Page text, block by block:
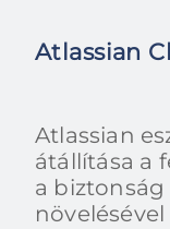
Atlassian
Atlassian
átállítása a
a biztonság
növelésével